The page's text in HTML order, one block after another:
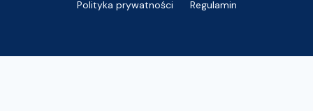
Polityka prywatności
Regulamin